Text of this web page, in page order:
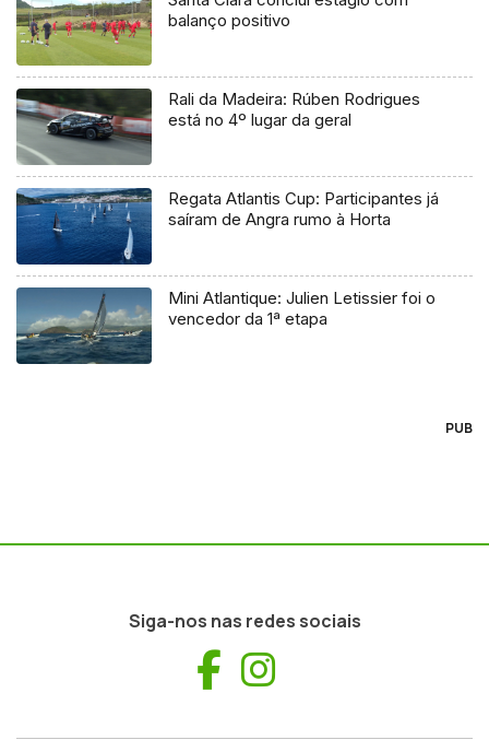
balanço positivo
Rali da Madeira: Rúben Rodrigues
está no 4º lugar da geral
Regata Atlantis Cup: Participantes já
saíram de Angra rumo à Horta
Mini Atlantique: Julien Letissier foi o
vencedor da 1ª etapa
PUB
Siga-nos nas redes sociais
Facebook